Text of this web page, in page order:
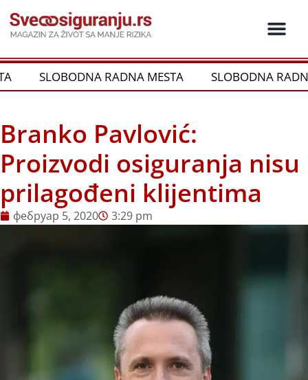
на
садржај
SLOBODNA RADNA MESTA SLOBODNA RADNA
Branko Pavlović:
Proizvodi osiguranja nisu
prilagođeni klijentima
фебруар 5, 2020 3:29 pm